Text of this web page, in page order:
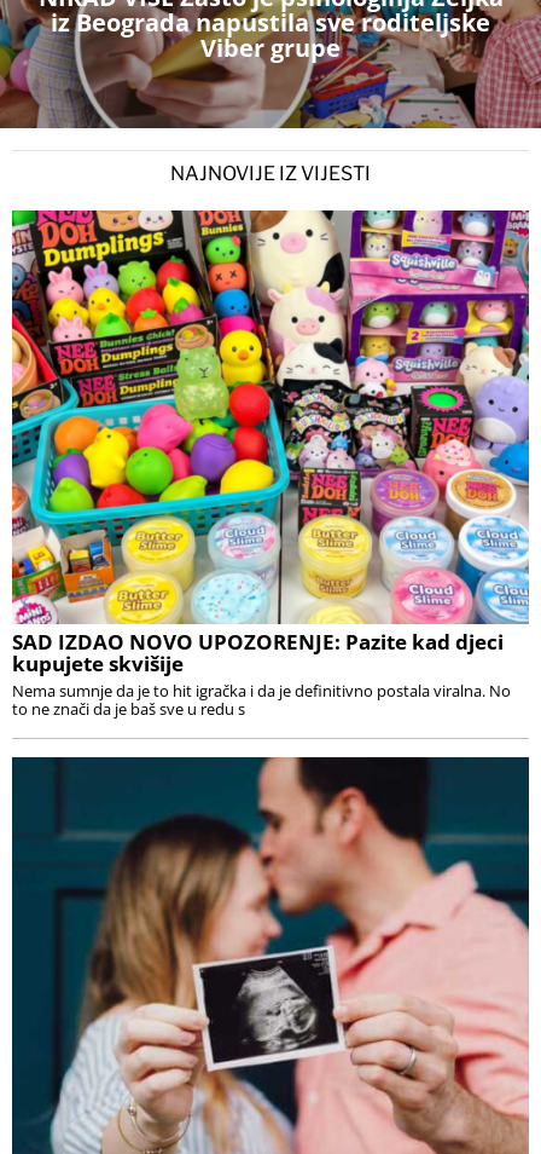
iz Beograda napustila sve roditeljske
Viber grupe
NAJNOVIJE IZ VIJESTI
SAD IZDAO NOVO UPOZORENJE: Pazite kad djeci
kupujete skvišije
Nema sumnje da je to hit igračka i da je definitivno postala viralna. No
to ne znači da je baš sve u redu s